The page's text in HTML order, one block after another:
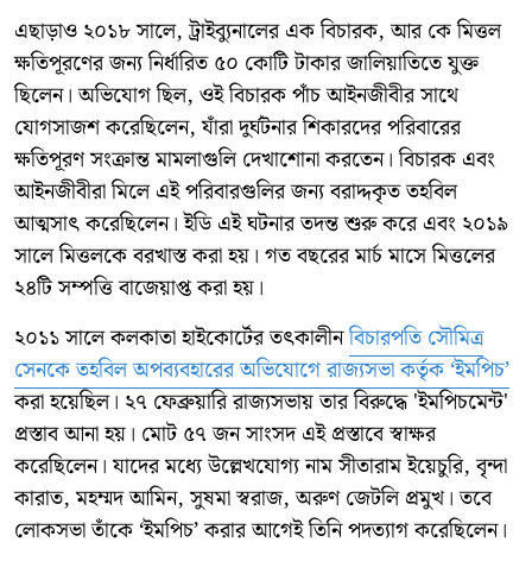
এছাড়াও ২০১৮ সালে, ট্রাইব্যুনালের এক বিচারক, আর কে মিত্তল
ক্ষতিপূরণের জন্য নির্ধারিত ৫০ কোটি টাকার জালিয়াতিতে যুক্ত
ছিলেন। অভিযোগ ছিল, ওই বিচারক পাঁচ আইনজীবীর সাথে
যোগসাজশ করেছিলেন, যাঁরা দুর্ঘটনার শিকারদের পরিবারের
ক্ষতিপূরণ সংক্রান্ত মামলাগুলি দেখাশোনা করতেন। বিচারক এবং
আইনজীবীরা মিলে এই পরিবারগুলির জন্য বরাদ্দকৃত তহবিল
আত্মসাৎ করেছিলেন। ইডি এই ঘটনার তদন্ত শুরু করে এবং ২০১৯
সালে মিত্তলকে বরখাস্ত করা হয়। গত বছরের মার্চ মাসে মিত্তলের
২৪টি সম্পত্তি বাজেয়াপ্ত করা হয়।
২০১১ সালে কলকাতা হাইকোর্টের তৎকালীনবিচারপতি সৌমিত্র
সেনকে তহবিল অপব্যবহারের অভিযোগে রাজ্যসভা কর্তৃক ‘ইমপিচ’
করা হয়েছিল। ২৭ ফেব্রুয়ারি রাজ্যসভায় তার বিরুদ্ধে 'ইমপিচমেন্ট'
প্রস্তাব আনা হয়। মোট ৫৭ জন সাংসদ এই প্রস্তাবে স্বাক্ষর
করেছিলেন। যাদের মধ্যে উল্লেখযোগ্য নাম সীতারাম ইয়েচুরি, বৃন্দা
কারাত, মহম্মদ আমিন, সুষমা স্বরাজ, অরুণ জেটলি প্রমুখ। তবে
লোকসভা তাঁকে ‘ইমপিচ’ করার আগেই তিনি পদত্যাগ করেছিলেন।